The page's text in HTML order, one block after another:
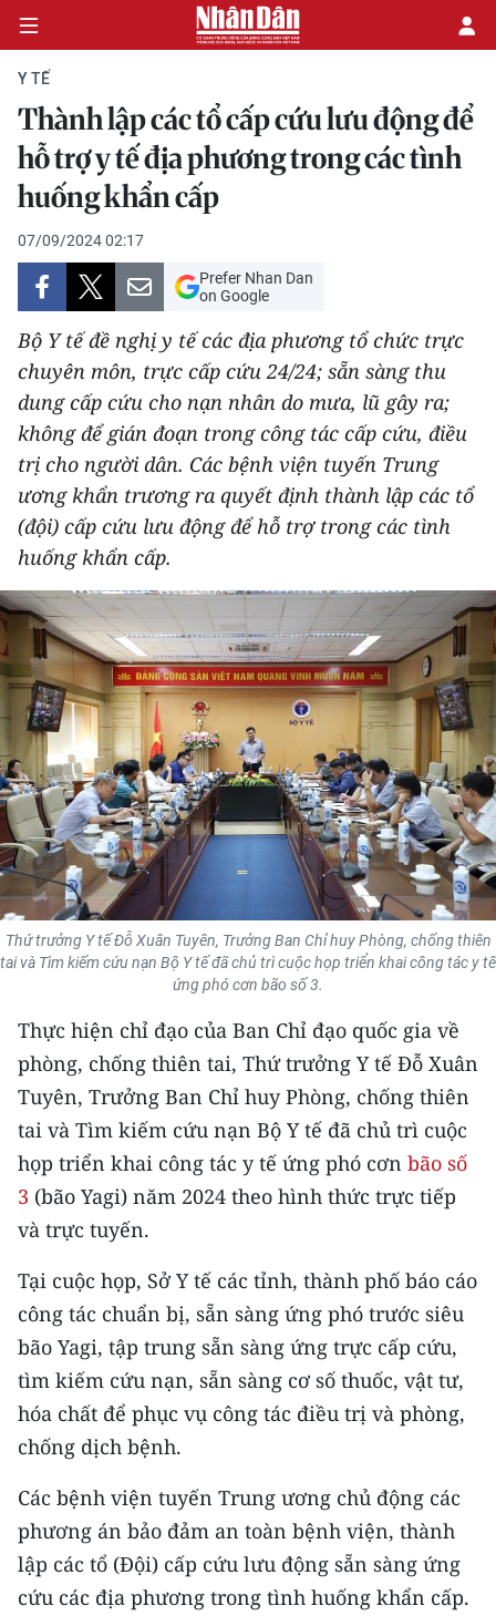
CHÍNH TRỊ
KINH TẾ
VĂN HÓA
XÃ HỘI
PHÁP LUẬT
DU LỊCH
THẾ GIỚI
THỂ THAO
GIÁO DỤC
Y TẾ
KHOA HỌC - CÔNG NGHỆ
MÔI TRƯỜNG
BẠN ĐỌC
KIỂM CHỨNG THÔNG TIN
TRI THỨC CHUYÊN SÂU
54 DÂN TỘC VIỆT NAM
MỘT SẢN PHẨM
RADIO
MEDIA CENTER
E-Magazine
Media Chính trị
Media Kinh tế
Media Văn hóa
Media Xã hội
Media Pháp luật
Media Du lịch
Media Thế giới
Y TẾ
Thành lập các tổ cấp cứu lưu động để
hỗ trợ y tế địa phương trong các tình
huống khẩn cấp
07/09/2024 02:17
Prefer Nhan Dan
on Google
Bộ Y tế đề nghị y tế các địa phương tổ chức trực
chuyên môn, trực cấp cứu 24/24; sẵn sàng thu
dung cấp cứu cho nạn nhân do mưa, lũ gây ra;
không để gián đoạn trong công tác cấp cứu, điều
trị cho người dân. Các bệnh viện tuyến Trung
ương khẩn trương ra quyết định thành lập các tổ
(đội) cấp cứu lưu động để hỗ trợ trong các tình
huống khẩn cấp.
Thứ trưởng Y tế Đỗ Xuân Tuyên, Trưởng Ban Chỉ huy Phòng, chống thiên
tai và Tìm kiếm cứu nạn Bộ Y tế đã chủ trì cuộc họp triển khai công tác y tế
ứng phó cơn bão số 3.
Thực hiện chỉ đạo của Ban Chỉ đạo quốc gia về
phòng, chống thiên tai, Thứ trưởng Y tế Đỗ Xuân
Tuyên, Trưởng Ban Chỉ huy Phòng, chống thiên
tai và Tìm kiếm cứu nạn Bộ Y tế đã chủ trì cuộc
họp triển khai công tác y tế ứng phó cơn bão số
3 (bão Yagi) năm 2024 theo hình thức trực tiếp
và trực tuyến.
Tại cuộc họp, Sở Y tế các tỉnh, thành phố báo cáo
công tác chuẩn bị, sẵn sàng ứng phó trước siêu
bão Yagi, tập trung sẵn sàng ứng trực cấp cứu,
tìm kiếm cứu nạn, sẵn sàng cơ số thuốc, vật tư,
hóa chất để phục vụ công tác điều trị và phòng,
chống dịch bệnh.
Các bệnh viện tuyến Trung ương chủ động các
phương án bảo đảm an toàn bệnh viện, thành
lập các tổ (Đội) cấp cứu lưu động sẵn sàng ứng
cứu các địa phương trong tình huống khẩn cấp.